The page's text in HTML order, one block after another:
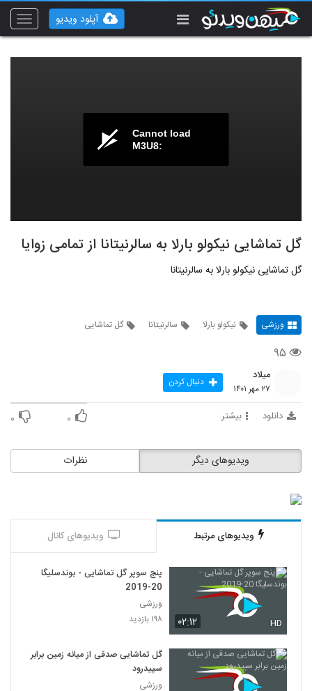
Toggle
آپلود ویدیو
Cannot load
M3U8:
گل تماشایی نیکولو بارلا به سالرنیتانا از تمامی زوایا
گل تماشایی نیکولو بارلا به سالرنیتانا
ورزشی نیکولو بارلا سالرنیتانا گل تماشایی
۹۵
میلاد
۲۷ مهر ۱۴۰۱ دنبال کردن
دانلود بیشتر ۰ ۰
نظرات ویدیوهای دیگر
ویدیوهای مرتبط ویدیوهای کانال
۰۲:۱۲ HD
پنج سوپر گل تماشایی - بوندسلیگا
20-2019
ورزشی
۱۹۸ بازدید
گل تماشایی صدقی از میانه زمین برابر
سپیدرود
ورزشی